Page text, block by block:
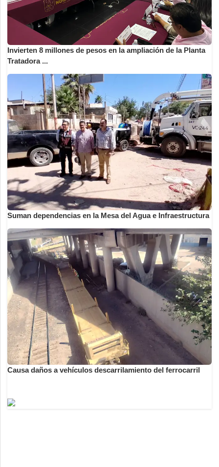
Invierten 8 millones de pesos en la ampliación de la Planta
Tratadora ...
Suman dependencias en la Mesa del Agua e Infraestructura
Causa daños a vehículos descarrilamiento del ferrocarril